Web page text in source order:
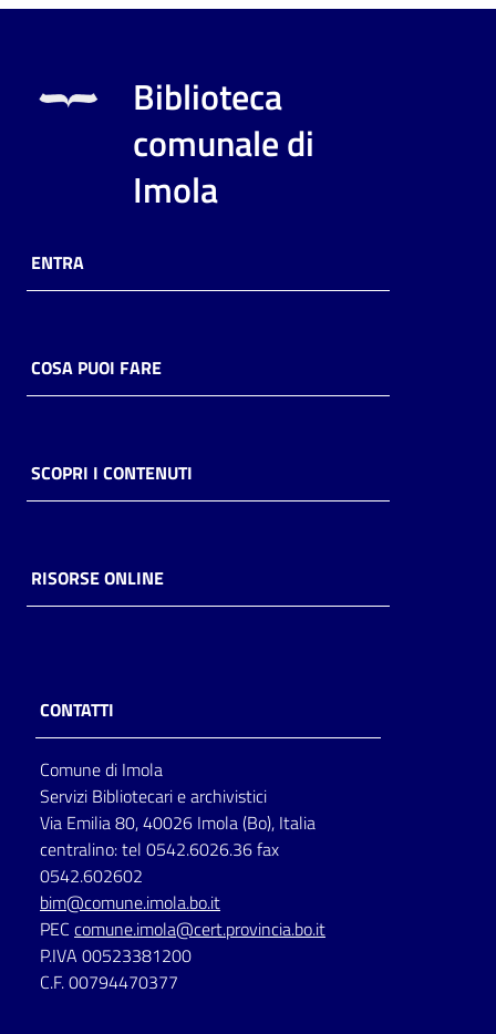
Biblioteca
comunale di
Imola
ENTRA
COSA PUOI FARE
SCOPRI I CONTENUTI
RISORSE ONLINE
CONTATTI
Comune di Imola
Servizi Bibliotecari e archivistici
Via Emilia 80, 40026 Imola (Bo), Italia
centralino: tel 0542.6026.36 fax
0542.602602
bim@comune.imola.bo.it
PEC comune.imola@cert.provincia.bo.it
P.IVA 00523381200
C.F. 00794470377